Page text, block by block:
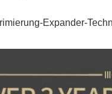
Expander-